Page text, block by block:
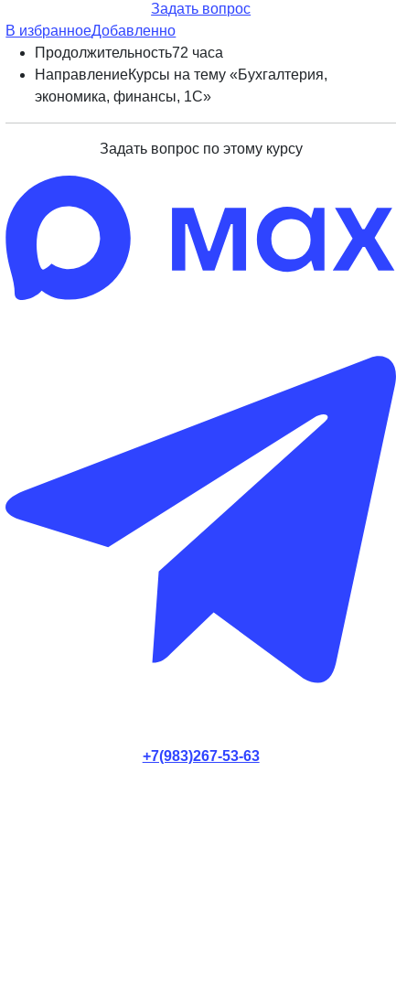
Задать вопрос
В избранноеДобавленно
Продолжительность72 часа
НаправлениеКурсы на тему «Бухгалтерия,
экономика, финансы, 1С»
Задать вопрос по этому курсу
+7(983)267-53-63